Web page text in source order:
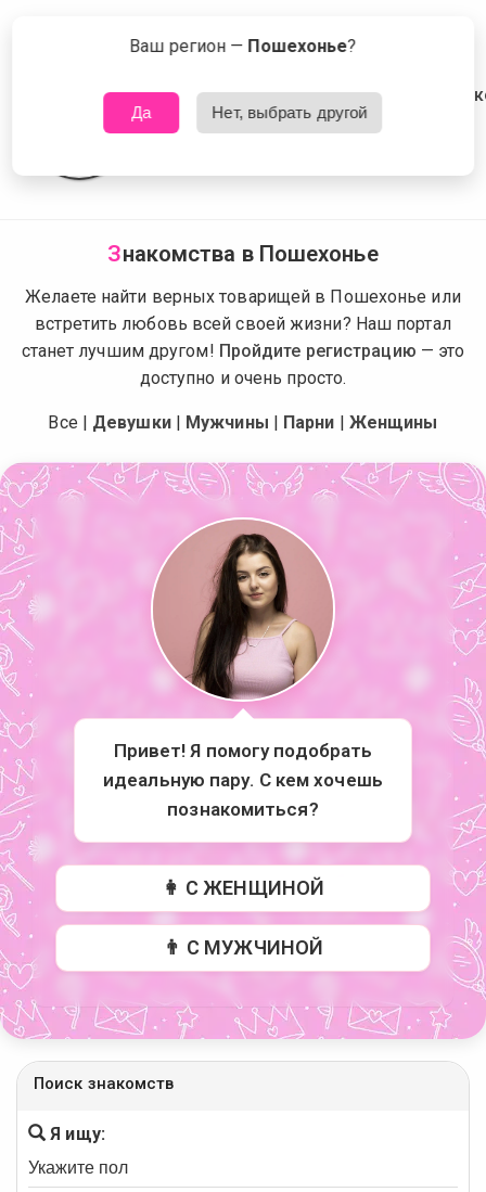
Сейчас знакомятся в Пошехонье Что это?
Знакомства в Пошехонье
Желаете найти верных товарищей в Пошехонье или
встретить любовь всей своей жизни? Наш портал
станет лучшим другом! Пройдите регистрацию — это
доступно и очень просто.
Все | Девушки| Мужчины | Парни | Женщины
Привет! Я помогу подобрать
идеальную пару. С кем хочешь
познакомиться?
👩 С ЖЕНЩИНОЙ
👨 С МУЖЧИНОЙ
Поиск знакомств
Я ищу:
Ваш регион — Пошехонье?
Да Нет, выбрать другой